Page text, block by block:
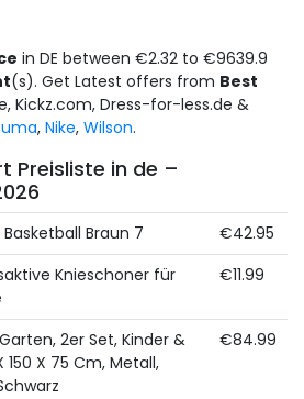
in DE between €2.32 to €9639.9
(s). Get Latest offers from Best
Kickz.com, Dress-for-less.de &
, Nike, Wilson.
Preisliste in de –
Braun 7
€42.95
Knieschoner für
€11.99
2er Set, Kinder &
150 X 75 Cm, Metall,
€84.99